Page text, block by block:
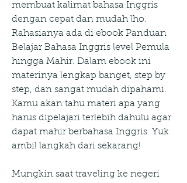
membuat kalimat bahasa Inggris
dengan cepat dan mudah lho.
Rahasianya ada di ebook Panduan
Belajar Bahasa Inggris level Pemula
hingga Mahir. Dalam ebook ini
materinya lengkap banget, step by
step, dan sangat mudah dipahami.
Kamu akan tahu materi apa yang
harus dipelajari terlebih dahulu agar
dapat mahir berbahasa Inggris. Yuk
ambil langkah dari sekarang!
Mungkin saat traveling ke negeri